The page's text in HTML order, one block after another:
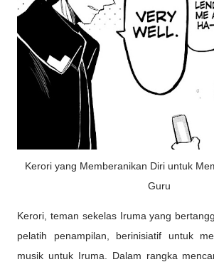
Kerori yang Memberanikan Diri untuk
Guru
Kerori, teman sekelas Iruma yang
pelatih penampilan, berinisiatif untuk
musik untuk Iruma. Dalam rangka